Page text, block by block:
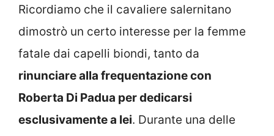
Ricordiamo che il cavaliere salernitano
dimostrò un certo interesse per la femme
fatale dai capelli biondi, tanto da
rinunciare alla frequentazione con
Roberta Di Padua per dedicarsi
esclusivamente a lei. Durante una delle